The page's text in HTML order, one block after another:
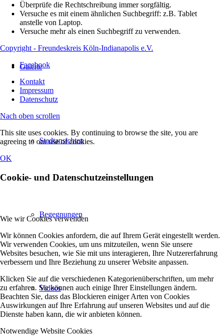
Galerie
Stadtansichten
Begegnungen
Videos
Überprüfe die Rechtschreibung immer sorgfältig.
Versuche es mit einem ähnlichen Suchbegriff: z.B. Tablet
anstelle von Laptop.
Versuche mehr als einen Suchbegriff zu verwenden.
Copyright - Freundeskreis Köln-Indianapolis e.V.
Facebook
Kontakt
Impressum
Datenschutz
Nach oben scrollen
This site uses cookies. By continuing to browse the site, you are
agreeing to our use of cookies.
OK
Cookie- und Datenschutzeinstellungen
Wie wir Cookies verwenden
Wir können Cookies anfordern, die auf Ihrem Gerät eingestellt werden.
Wir verwenden Cookies, um uns mitzuteilen, wenn Sie unsere
Websites besuchen, wie Sie mit uns interagieren, Ihre Nutzererfahrung
verbessern und Ihre Beziehung zu unserer Website anpassen.
Klicken Sie auf die verschiedenen Kategorienüberschriften, um mehr
zu erfahren. Sie können auch einige Ihrer Einstellungen ändern.
Beachten Sie, dass das Blockieren einiger Arten von Cookies
Auswirkungen auf Ihre Erfahrung auf unseren Websites und auf die
Dienste haben kann, die wir anbieten können.
Notwendige Website Cookies